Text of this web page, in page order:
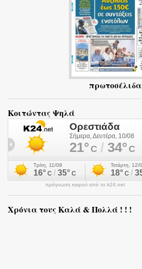
πρωτοσέλιδα
Κοιτώντας Ψηλά
πρόγνωση καιρού από το k24.net
Χρόνια τους Καλά & Πολλά ! ! !